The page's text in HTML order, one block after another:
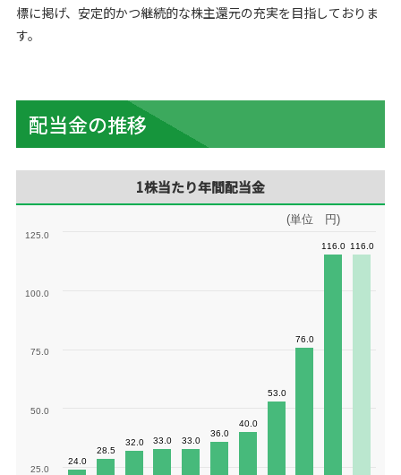
標に掲げ、安定的かつ継続的な株主還元の充実を目指しておりま
す。
配当金の推移
1株当たり年間配当金
(単位 円)
24.0
24.0
28.5
28.5
32.0
32.0 33.0
33.0 33.0
33.0
36.0
36.0
40.0
40.0
53.0
53.0
76.0
76.0
116.0
116.0 116.0
116.0
25.0
50.0
75.0
100.0
125.0